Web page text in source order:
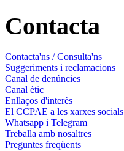
Contacta
Contacta'ns / Consulta'ns
Suggeriments i reclamacions
Canal de denúncies
Canal ètic
Enllaços d'interès
El CCPAE a les xarxes socials
Whatsapp i Telegram
Treballa amb nosaltres
Preguntes freqüents